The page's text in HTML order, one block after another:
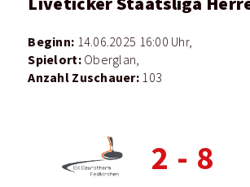
Beginn: 14.06.2025 16:00 Uhr,
Spielort: Oberglan,
Anzahl Zuschauer: 103
2 - 8